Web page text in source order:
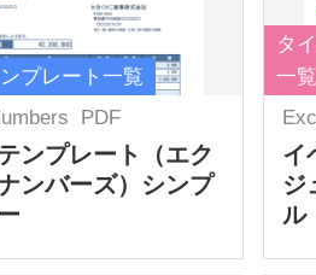
プレート一覧
PDF
ンプレート（エク
ンバーズ）シンプ
タ
一覧
イ
ジ
ル